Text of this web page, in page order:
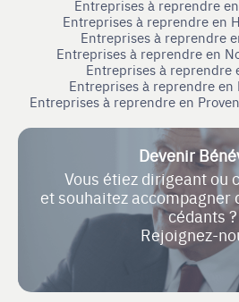
Entreprises à reprendre
Entreprises à reprendre en
Entreprises à reprendre
Entreprises à reprendre en
Entreprises à reprendre
Entreprises à reprendre en
Entreprises à reprendre en
Devenir
Vous étiez dirigeant ou
et souhaitez accompagner
cédants ?
Rejoignez-